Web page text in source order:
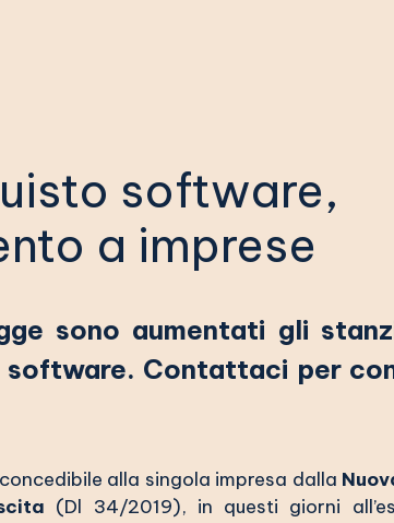
software,
a imprese
sono aumentati gli
software. Contattaci per
alla singola impresa dalla
(Dl 34/2019), in questi giorni